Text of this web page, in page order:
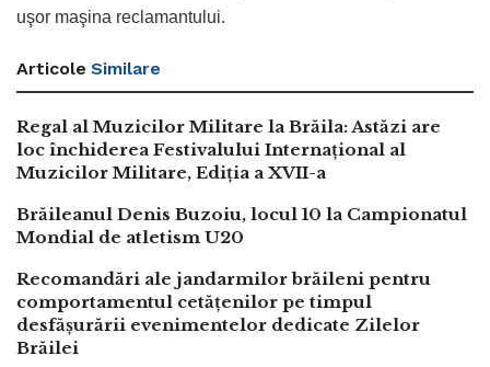
uşor maşina reclamantului.
Articole Similare
Regal al Muzicilor Militare la Brăila: Astăzi are
loc închiderea Festivalului Internațional al
Muzicilor Militare, Ediția a XVII-a
Brăileanul Denis Buzoiu, locul 10 la Campionatul
Mondial de atletism U20
Recomandări ale jandarmilor brăileni pentru
comportamentul cetățenilor pe timpul
desfășurării evenimentelor dedicate Zilelor
Brăilei